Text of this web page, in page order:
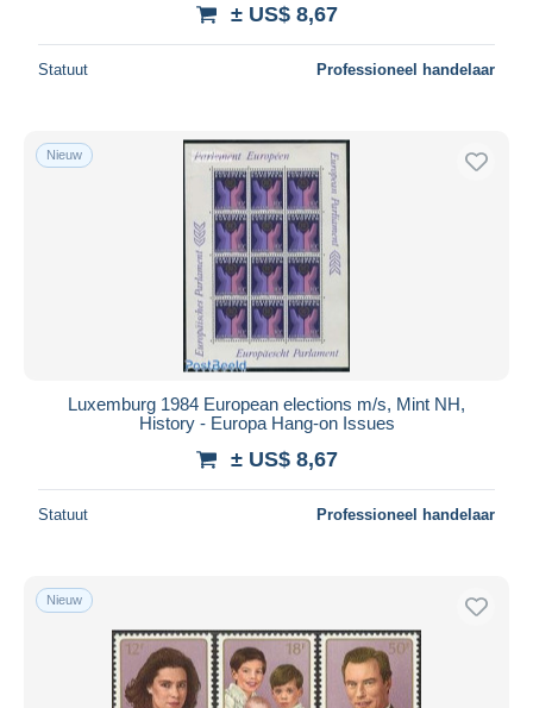
± US$ 8,67
Statuut Professioneel handelaar
Nieuw
Luxemburg 1984 European elections m/s, Mint NH,
History - Europa Hang-on Issues
± US$ 8,67
Statuut Professioneel handelaar
Nieuw